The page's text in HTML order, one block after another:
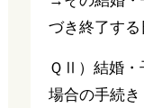
づき終了する
ＱⅡ）結婚・
場合の手続き